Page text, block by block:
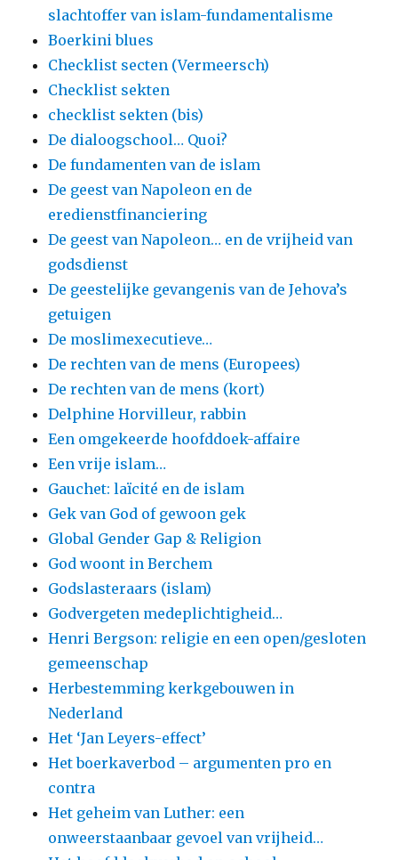
slachtoffer van islam-fundamentalisme
Boerkini blues
Checklist secten (Vermeersch)
Checklist sekten
checklist sekten (bis)
De dialoogschool… Quoi?
De fundamenten van de islam
De geest van Napoleon en de
eredienstfinanciering
De geest van Napoleon… en de vrijheid van
godsdienst
De geestelijke gevangenis van de Jehova’s
getuigen
De moslimexecutieve…
De rechten van de mens (Europees)
De rechten van de mens (kort)
Delphine Horvilleur, rabbin
Een omgekeerde hoofddoek-affaire
Een vrije islam…
Gauchet: laïcité en de islam
Gek van God of gewoon gek
Global Gender Gap & Religion
God woont in Berchem
Godslasteraars (islam)
Godvergeten medeplichtigheid…
Henri Bergson: religie en een open/gesloten
gemeenschap
Herbestemming kerkgebouwen in
Nederland
Het ‘Jan Leyers-effect’
Het boerkaverbod – argumenten pro en
contra
Het geheim van Luther: een
onweerstaanbaar gevoel van vrijheid…